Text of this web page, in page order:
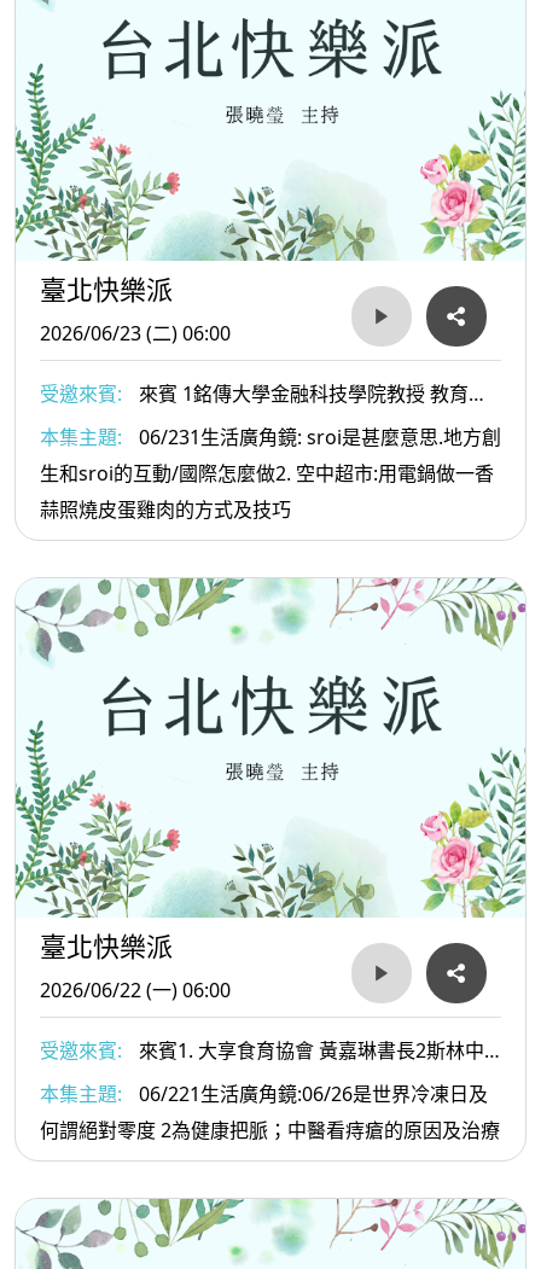
臺北快樂派
2026/06/23 (二) 06:00
受邀來賓:
來賓 1銘傳大學金融科技學院教授 教育部
SROI委員 李智仁博士 2. 文化影響力平台總監 陳德齡
博士 3健行科技大學餐旅管理系黃經典教授
本集主題:
06/231生活廣角鏡: sroi是甚麼意思.地方創
生和sroi的互動/國際怎麼做2. 空中超市:用電鍋做一香
蒜照燒皮蛋雞肉的方式及技巧
臺北快樂派
2026/06/22 (一) 06:00
受邀來賓:
來賓1. 大享食育協會 黃嘉琳書長2斯林中
醫診所 陳楚鏞醫師
本集主題:
06/221生活廣角鏡:06/26是世界冷凍日及
何謂絕對零度 2為健康把脈；中醫看痔瘡的原因及治療